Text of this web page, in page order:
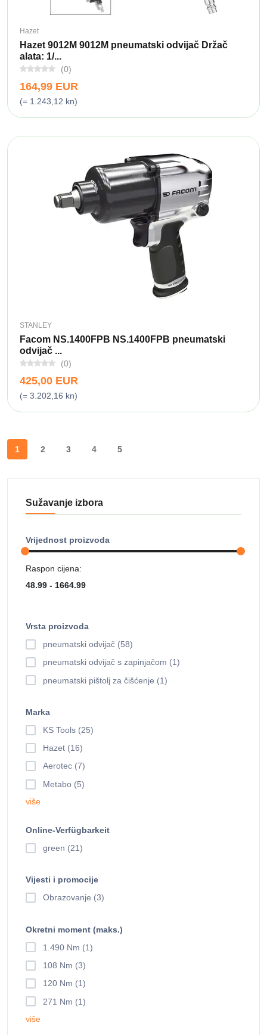
Hazet
Hazet 9012M 9012M pneumatski odvijač Držač
alata: 1/...
(0)
164,99 EUR
(= 1.243,12 kn)
STANLEY
Facom NS.1400FPB NS.1400FPB pneumatski
odvijač ...
(0)
425,00 EUR
(= 3.202,16 kn)
1 2 3 4 5
Sužavanje izbora
Vrijednost proizvoda
Raspon cijena:
Vrsta proizvoda
pneumatski odvijač (58)
pneumatski odvijač s zapinjačom (1)
pneumatski pištolj za čišćenje (1)
Marka
KS Tools (25)
Hazet (16)
Aerotec (7)
Metabo (5)
više
Online-Verfügbarkeit
green (21)
Vijesti i promocije
Obrazovanje (3)
Okretni moment (maks.)
1.490 Nm (1)
108 Nm (3)
120 Nm (1)
271 Nm (1)
više